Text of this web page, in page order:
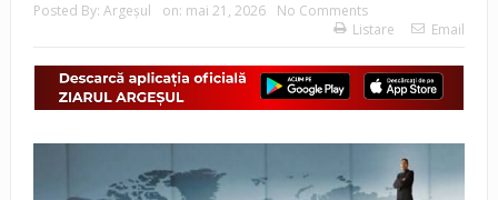
Posted By: Argeşul on: mai 21, 2026
No Comments
Listare
Email